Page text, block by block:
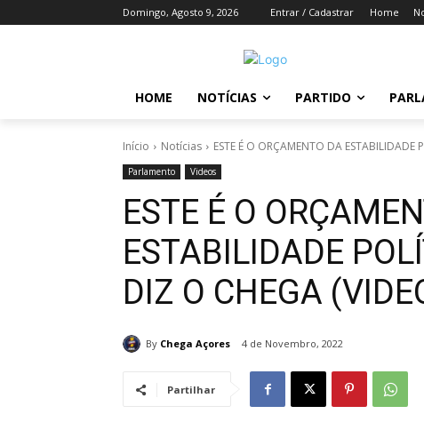
Domingo, Agosto 9, 2026 Entrar / Cadastrar Home
HOME NOTÍCIAS PARTIDO
Início Notícias ESTE É O ORÇAMENTO DA ESTABILIDADE
Parlamento Videos
ESTE É O
ESTABILIDADE
DIZ O CHEGA
By Chega Açores 4 de Novembro, 2022
Partilhar